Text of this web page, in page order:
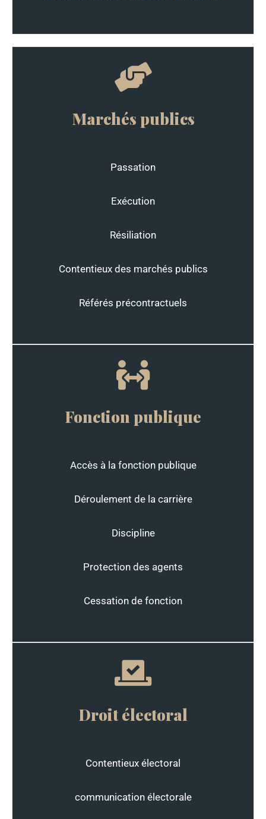
Marchés publics
Passation
Exécution
Résiliation
Contentieux des marchés publics
Référés précontractuels
Fonction publique
Accès à la fonction publique
Déroulement de la carrière
Discipline
Protection des agents
Cessation de fonction
Droit électoral
Contentieux électoral
communication électorale